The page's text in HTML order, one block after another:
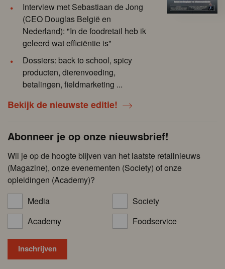
Interview met Sebastiaan de Jong
(CEO Douglas België en
Nederland): "In de foodretail heb ik
geleerd wat efficiëntie is"
Dossiers: back to school, spicy
producten, dierenvoeding,
betalingen, fieldmarketing ...
Bekijk de nieuwste editie!
Abonneer je op onze nieuwsbrief!
Wil je op de hoogte blijven van het laatste retailnieuws
(Magazine), onze evenementen (Society) of onze
opleidingen (Academy)?
Media
Society
Academy
Foodservice